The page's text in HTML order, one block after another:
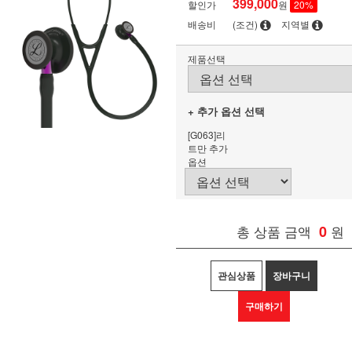
할인가
원 20%
배송비
(조건) 지역별
제품선택
+ 추가 옵션 선택
[G063]리
트만 추가
옵션
총 상품 금액 0 원
관심상품 장바구니
구매하기